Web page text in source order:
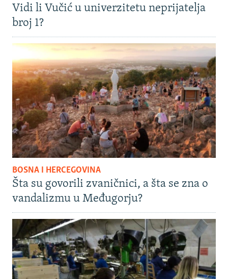
Vidi li Vučić u univerzitetu neprijatelja
broj 1?
BOSNA I HERCEGOVINA
Šta su govorili zvaničnici, a šta se zna o
vandalizmu u Međugorju?